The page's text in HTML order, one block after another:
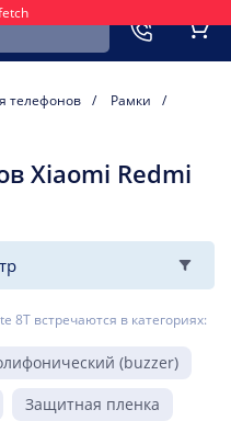
устройства
телефонов
Рамки
Xiaomi Redmi
8T встречаются в категориях:
(buzzer)
Защитная пленка